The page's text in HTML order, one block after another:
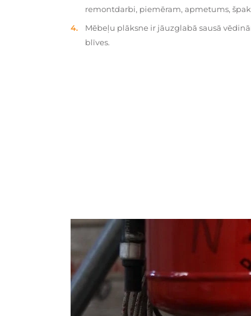
remontdarbi, piemēram, apmetums,
Mēbeļu plāksne ir jāuzglabā sausā
blīves.